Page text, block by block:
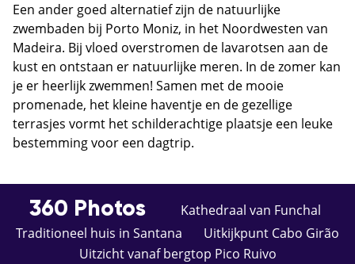
Een ander goed alternatief zijn de natuurlijke
zwembaden bij Porto Moniz, in het Noordwesten van
Madeira. Bij vloed overstromen de lavarotsen aan de
kust en ontstaan er natuurlijke meren. In de zomer kan
je er heerlijk zwemmen! Samen met de mooie
promenade, het kleine haventje en de gezellige
terrasjes vormt het schilderachtige plaatsje een leuke
bestemming voor een dagtrip.
360 Photos
Kathedraal van Funchal
Traditioneel huis in Santana
Uitkijkpunt Cabo Girão
Uitzicht vanaf bergtop Pico Ruivo